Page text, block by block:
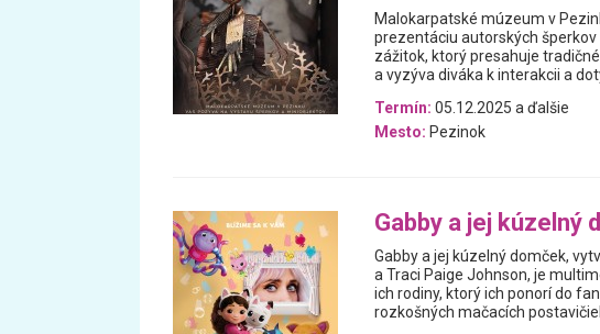
Malokarpatské múzeum v
prezentáciu autorských
zážitok, ktorý presahuje
a vyzýva diváka k interakcii a
Termín: 05.12.2025 a ďalšie
Mesto: Pezinok
Gabby a jej kúzelný
Gabby a jej kúzelný domček,
a Traci Paige Johnson, je
ich rodiny, ktorý ich ponorí do
rozkošných mačacích